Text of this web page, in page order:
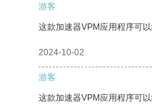
游客
这款加速器VPM应用程序可
2024-10-02
游客
这款加速器VPM应用程序可